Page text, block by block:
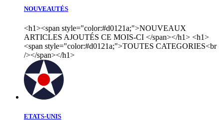
NOUVEAUTÉS
<h1><span style="color:#d0121a;">NOUVEAUX
ARTICLES AJOUTÉS CE MOIS-CI </span></h1> <h1>
<span style="color:#d0121a;">TOUTES CATEGORIES<br
/></span></h1>
ETATS-UNIS